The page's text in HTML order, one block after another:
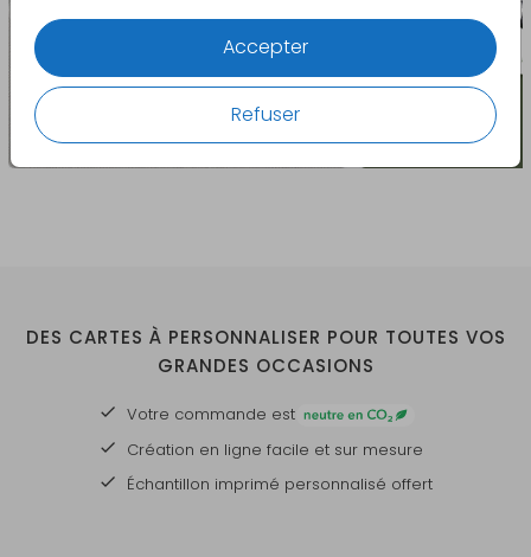
Accepter
Refuser
DES CARTES À PERSONNALISER POUR TOUTES VOS
GRANDES OCCASIONS
Votre commande est
Création en ligne facile et sur mesure
Échantillon imprimé personnalisé offert